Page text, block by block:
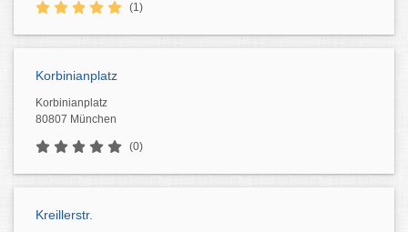
(1)
Korbinianplatz
Korbinianplatz
80807 München
(0)
Kreillerstr.